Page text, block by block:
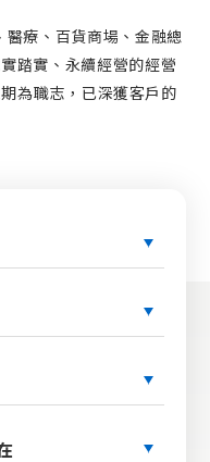
療、百貨商場、金融總
踏實、永續經營的經營
為職志，已深獲客戶的